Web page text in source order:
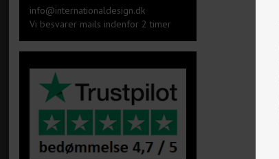
info@internationaldesign.dk
Vi besvarer mails indenfor 2 timer